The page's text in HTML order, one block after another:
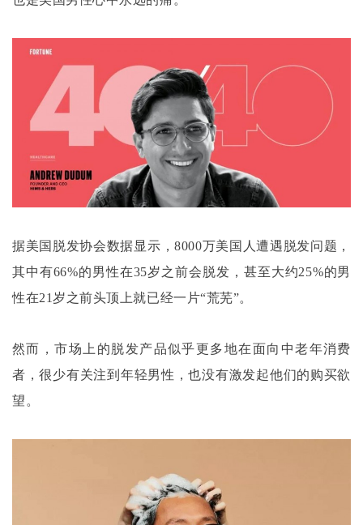
据美国脱发协会数据显示，8000万美国人遭遇脱发问题，
其中有66%的男性在35岁之前会脱发，甚至大约25%的男
性在21岁之前头顶上就已经一片“荒芜”。
然而，市场上的脱发产品似乎更多地在面向中老年消费
者，很少有关注到年轻男性，也没有激发起他们的购买欲
望。